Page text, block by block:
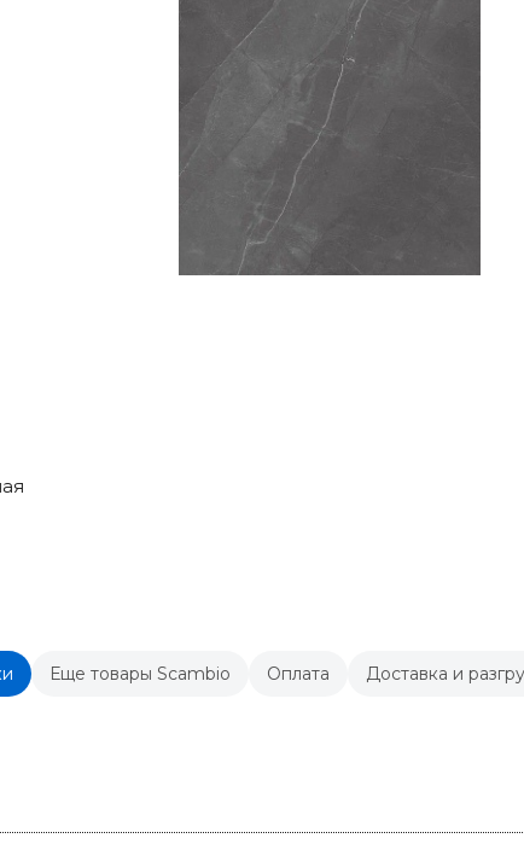
Еще товары Scambio Оплата Доставка и